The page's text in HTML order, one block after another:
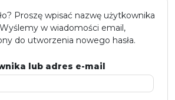
Proszę wpisać nazwę użytkownika
w wiadomości email,
do utworzenia nowego hasła.
lub adres e-mail